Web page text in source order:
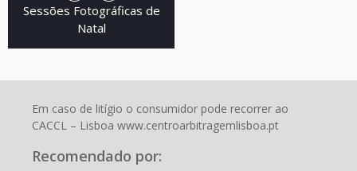
Sessões Fotográficas de
Natal
Em caso de litígio o consumidor pode recorrer ao
CACCL – Lisboa www.centroarbitragemlisboa.pt
Recomendado por: